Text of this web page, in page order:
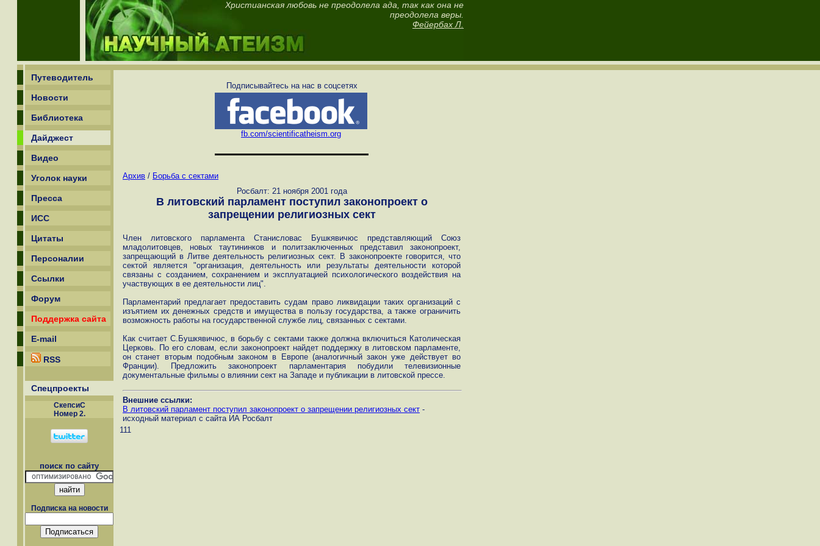
Христианская любовь не преодолела ада, так как она не
преодолела веры.
Фейербах Л.
Путеводитель
Новости
Библиотека
Дайджест
Видео
Уголок науки
Пресса
ИСС
Цитаты
Персоналии
Ссылки
Форум
Поддержка сайта
E-mail
RSS
Спецпроекты
СкепсиС
Номер 2.
поиск по сайту
Подписка на новости
Подписывайтесь на нас в соцсетях
fb.com/scientificatheism.org
Архив / Борьба с сектами
Росбалт: 21 ноября 2001 года
В литовский парламент поступил законопроект о
запрещении религиозных сект
Член литовского парламента Станисловас Бушкявичюс представляющий Союз
младолитовцев, новых таутининков и политзаключенных представил законопроект,
запрещающий в Литве деятельность религиозных сект. В законопроекте говорится, что
сектой является "организация, деятельность или результаты деятельности которой
связаны с созданием, сохранением и эксплуатацией психологического воздействия на
участвующих в ее деятельности лиц".
Парламентарий предлагает предоставить судам право ликвидации таких организаций с
изъятием их денежных средств и имущества в пользу государства, а также ограничить
возможность работы на государственной службе лиц, связанных с сектами.
Как считает С.Бушкявичюс, в борьбу с сектами также должна включиться Католическая
Церковь. По его словам, если законопроект найдет поддержку в литовском парламенте,
он станет вторым подобным законом в Европе (аналогичный закон уже действует во
Франции). Предложить законопроект парламентария побудили телевизионные
документальные фильмы о влиянии сект на Западе и публикации в литовской прессе.
Внешние ссылки:
В литовский парламент поступил законопроект о запрещении религиозных сект -
исходный материал с сайта ИА Росбалт
111